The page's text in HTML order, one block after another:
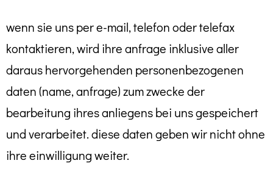
wenn sie uns per e-mail, telefon oder telefax
kontaktieren, wird ihre anfrage inklusive aller
daraus hervorgehenden personenbezogenen
daten (name, anfrage) zum zwecke der
bearbeitung ihres anliegens bei uns gespeichert
und verarbeitet. diese daten geben wir nicht ohne
ihre einwilligung weiter.